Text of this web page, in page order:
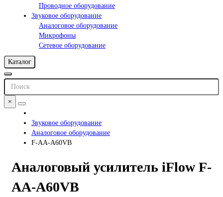
Проводное оборудование
Звуковое оборудование
Аналоговое оборудование
Микрофоны
Сетевое оборудование
Каталог
×
Звуковое оборудование
Аналоговое оборудование
F-AA-A60VB
Аналоговый усилитель iFlow F-
AA-A60VB